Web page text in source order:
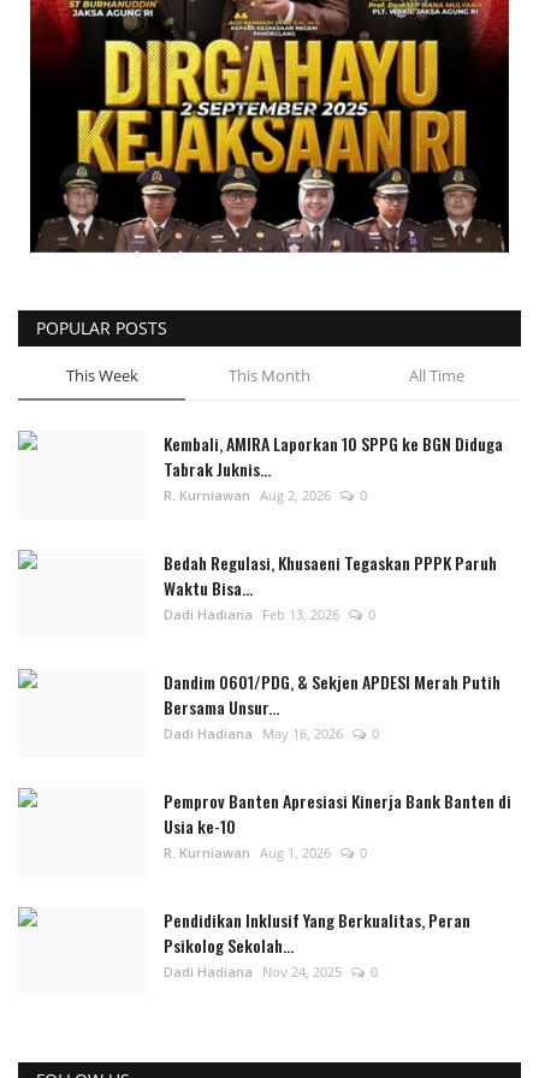
POPULAR POSTS
This Week This Month All Time
Kembali, AMIRA Laporkan 10 SPPG ke BGN Diduga
Tabrak Juknis...
R. Kurniawan Aug 2, 2026 0
Bedah Regulasi, Khusaeni Tegaskan PPPK Paruh
Waktu Bisa...
Dadi Hadiana Feb 13, 2026 0
Dandim 0601/PDG, & Sekjen APDESI Merah Putih
Bersama Unsur...
Dadi Hadiana May 16, 2026 0
Pemprov Banten Apresiasi Kinerja Bank Banten di
Usia ke-10
R. Kurniawan Aug 1, 2026 0
Pendidikan Inklusif Yang Berkualitas, Peran
Psikolog Sekolah...
Dadi Hadiana Nov 24, 2025 0